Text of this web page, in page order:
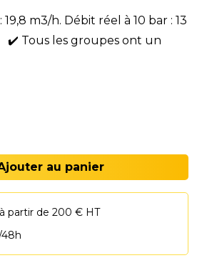
m3/h. Débit réel à 10 bar : 13
✔️ Tous les groupes ont un
au panier
partir de 200 € HT
48h